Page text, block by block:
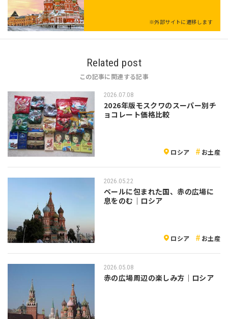
※外部サイトに遷移します
Related post
この記事に関連する記事
2026.07.08
2026年版モスクワのスーパー別チ
ョコレート価格比較
ロシア お土産
2026.05.22
ベールに包まれた国、赤の広場に
息をのむ｜ロシア
ロシア お土産
2026.05.08
赤の広場周辺の楽しみ方｜ロシア